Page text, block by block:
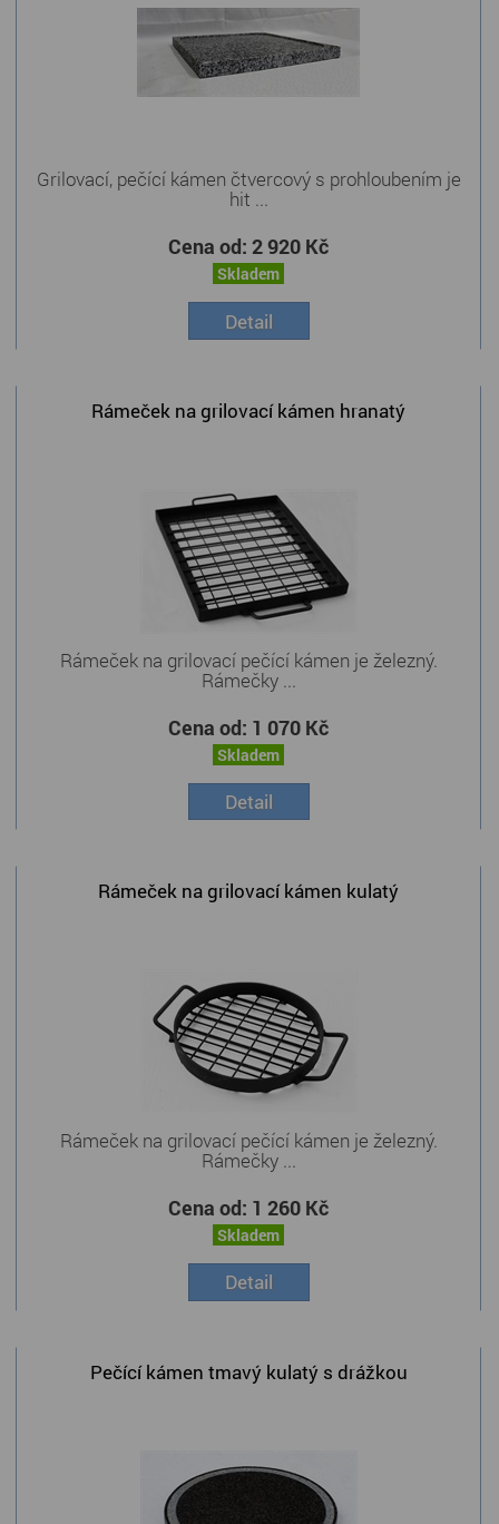
Grilovací, pečící kámen čtvercový s prohloubením je
hit ...
Cena od: 2 920 Kč
Skladem
Detail
Rámeček na grilovací kámen hranatý
Rámeček na grilovací pečící kámen je železný.
Rámečky ...
Cena od: 1 070 Kč
Skladem
Detail
Rámeček na grilovací kámen kulatý
Rámeček na grilovací pečící kámen je železný.
Rámečky ...
Cena od: 1 260 Kč
Skladem
Detail
Pečící kámen tmavý kulatý s drážkou